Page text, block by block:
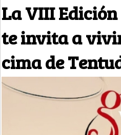
La VIII
te invita a
cima de